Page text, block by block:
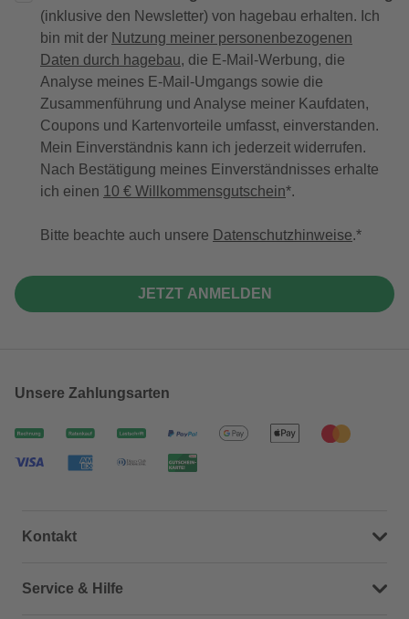
(inklusive den Newsletter) von hagebau erhalten. Ich
bin mit der Nutzung meiner personenbezogenen
Daten durch hagebau, die E-Mail-Werbung, die
Analyse meines E-Mail-Umgangs sowie die
Zusammenführung und Analyse meiner Kaufdaten,
Coupons und Kartenvorteile umfasst, einverstanden.
Mein Einverständnis kann ich jederzeit widerrufen.
Nach Bestätigung meines Einverständnisses erhalte
ich einen 10 € Willkommensgutschein*.
Bitte beachte auch unsere Datenschutzhinweise.
JETZT ANMELDEN
Unsere Zahlungsarten
Kontakt
Dein Kontakt zu uns
Service & Hilfe